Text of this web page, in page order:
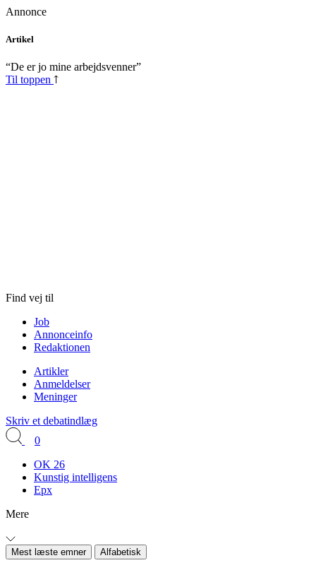
Annonce
Skip
content
Artikel
“De er jo mine arbejdsvenner”
Til toppen
Find vej til
Job
Annonceinfo
Redaktionen
Artikler
Anmeldelser
Meninger
Skriv et debatindlæg
0
OK 26
Kunstig intelligens
Epx
Mere
Mest læste emner Alfabetisk